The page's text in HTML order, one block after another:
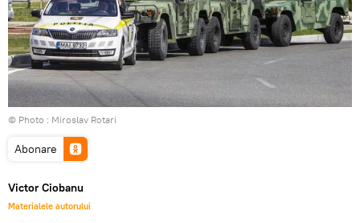
© Photo : Miroslav Rotari
Abonare
Victor Ciobanu
Materialele autorului